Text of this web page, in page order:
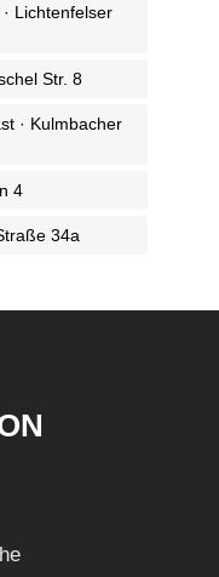
Lichtenfelser
Str. 8
· Kulmbacher
4
34a